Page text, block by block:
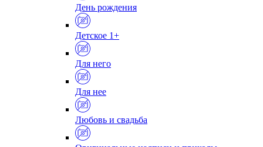
День рождения
Детское 1+
Для него
Для нее
Любовь и свадьба